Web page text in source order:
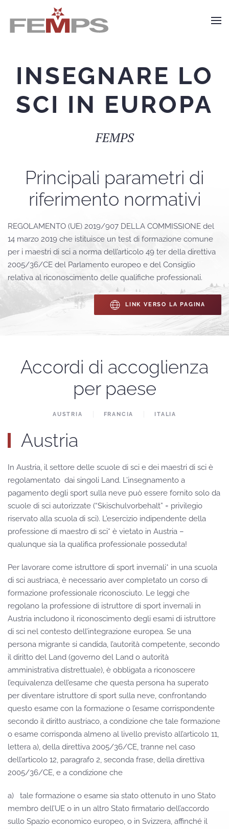
Skip to main content
INSEGNARE LO
SCI IN EUROPA
FEMPS
Principali parametri di
riferimento normativi
REGOLAMENTO (UE) 2019/907 DELLA COMMISSIONE del
14 marzo 2019 che istituisce un test di formazione comune
per i maestri di sci a norma dell’articolo 49 ter della direttiva
2005/36/CE del Parlamento europeo e del Consiglio
relativa al riconoscimento delle qualifiche professionali.
LINK VERSO LA PAGINA
Accordi di accoglienza
per paese
AUSTRIA FRANCIA ITALIA
Austria
In Austria, il settore delle scuole di sci e dei maestri di sci è
regolamentato dai singoli Land. L’insegnamento a
pagamento degli sport sulla neve può essere fornito solo da
scuole di sci autorizzate (“Skischulvorbehalt” = privilegio
riservato alla scuola di sci). L’esercizio indipendente della
professione di maestro di sci* è vietato in Austria –
qualunque sia la qualifica professionale posseduta!
Per lavorare come istruttore di sport invernali* in una scuola
di sci austriaca, è necessario aver completato un corso di
formazione professionale riconosciuto. Le leggi che
regolano la professione di istruttore di sport invernali in
Austria includono il riconoscimento degli esami di istruttore
di sci nel contesto dell’integrazione europea. Se una
persona migrante si candida, l’autorità competente, secondo
il diritto del Land (governo del Land o autorità
amministrativa distrettuale), è obbligata a riconoscere
l’equivalenza dell’esame che questa persona ha superato
per diventare istruttore di sport sulla neve, confrontando
questo esame con la formazione o l’esame corrispondente
secondo il diritto austriaco, a condizione che tale formazione
o esame corrisponda almeno al livello previsto all’articolo 11,
lettera a), della direttiva 2005/36/CE, tranne nel caso
dell’articolo 12, paragrafo 2, seconda frase, della direttiva
2005/36/CE, e a condizione che
a)
tale formazione o esame sia stato ottenuto in uno Stato
membro dell’UE o in un altro Stato firmatario dell’accordo
sullo Spazio economico europeo, o in Svizzera, affinché il